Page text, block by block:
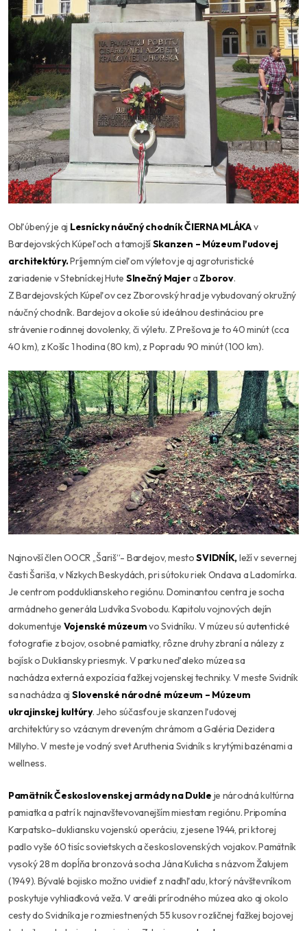
Obľúbený je aj Lesnícky náučný chodník ČIERNA MLÁKAv
Bardejovských Kúpeľoch a tamojšíSkanzen – Múzeum ľudovej
architektúry.Príjemným cieľom výletov je aj agroturistické
zariadenie v Stebníckej Hute Slnečný Majera Zborov.
Z Bardejovských Kúpeľov cez Zborovský hrad je vybudovaný okružný
náučný chodník. Bardejov a okolie sú ideálnou destináciou pre
strávenie rodinnej dovolenky, či výletu. Z Prešova je to 40 minút (cca
40 km), z Košíc 1 hodina (80 km), z Popradu 90 minút (100 km).
Najnovší člen OOCR ,,Šariš“- Bardejov, mestoSVIDNÍK,leží v severnej
časti Šariša, v Nízkych Beskydách, pri sútoku riek Ondava a Ladomírka.
Je centrom podduklianskeho regiónu. Dominantou centra je socha
armádneho generála Ludvíka Svobodu. Kapitolu vojnových dejín
dokumentuje Vojenské múzeumvo Svidníku. V múzeu sú autentické
fotografie z bojov, osobné pamiatky, rôzne druhy zbraní a nálezy z
bojísk o Dukliansky priesmyk. V parku neďaleko múzea sa
nachádza externá expozícia ťažkej vojenskej techniky. V meste Svidník
sa nachádza aj Slovenské národné múzeum – Múzeum
ukrajinskej kultúry. Jeho súčasťou je skanzen ľudovej
architektúry so vzácnym dreveným chrámom a Galéria Dezidera
Millyho. V meste je vodný svet Aruthenia Svidník s krytými bazénami a
wellness.
Pamätník Československej armády na Dukle je národná kultúrna
pamiatka a patrí k najnavštevovanejším miestam regiónu. Pripomína
Karpatsko-dukliansku vojenskú operáciu, z jesene 1944, pri ktorej
padlo vyše 60 tisíc sovietskych a československých vojakov. Pamätník
vysoký 28 m dopĺňa bronzová socha Jána Kulicha s názvom Žalujem
(1949). Bývalé bojisko možno uvidieť z nadhľadu, ktorý návštevníkom
poskytuje vyhliadková veža. V areáli prírodného múzea ako aj okolo
cesty do Svidníka je rozmiestnených 55 kusov rozličnej ťažkej bojovej